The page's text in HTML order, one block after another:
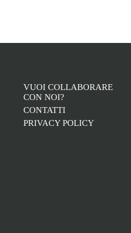
VUOI COLLABORARE
CON NOI?
CONTATTI
PRIVACY POLICY